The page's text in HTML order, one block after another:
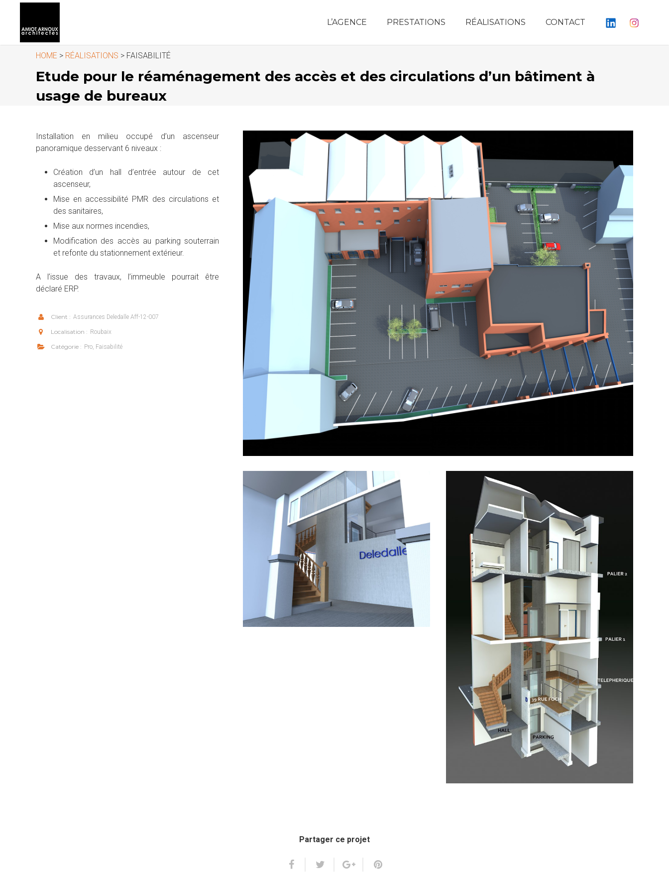
L’AGENCE PRESTATIONS RÉALISATIONS CONTACT
HOME > RÉALISATIONS > FAISABILITÉ
Etude pour le réaménagement des accès et des circulations d’un bâtiment à
usage de bureaux
Installation en milieu occupé d’un ascenseur
panoramique desservant 6 niveaux :
Création d’un hall d’entrée autour de cet
ascenseur,
Mise en accessibilité PMR des circulations et
des sanitaires,
Mise aux normes incendies,
Modification des accès au parking souterrain
et refonte du stationnement extérieur.
A l’issue des travaux, l’immeuble pourrait être
déclaré ERP.
Client : Assurances Deledalle Aff-12-007
Localisation : Roubaix
Catégorie : Pro, Faisabilité
Partager ce projet